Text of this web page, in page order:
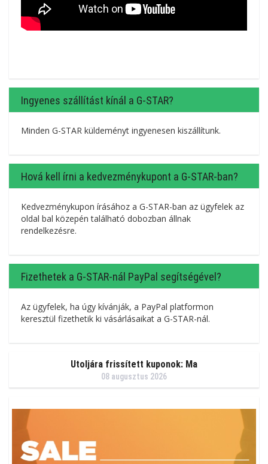
Ingyenes szállítást kínál a G-STAR?
Minden G-STAR küldeményt ingyenesen kiszállítunk.
Hová kell írni a kedvezménykupont a G-STAR-ban?
Kedvezménykupon írásához a G-STAR-ban az ügyfelek az
oldal bal közepén található dobozban állnak
rendelkezésre.
Fizethetek a G-STAR-nál PayPal segítségével?
Az ügyfelek, ha úgy kívánják, a PayPal platformon
keresztül fizethetik ki vásárlásaikat a G-STAR-nál.
Utoljára frissített kuponok: Ma
08 augusztus 2026